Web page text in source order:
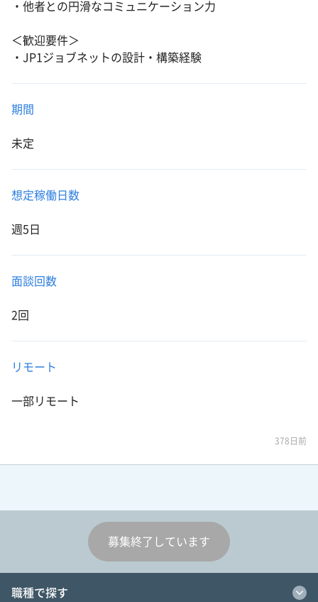
・他者との円滑なコミュニケーション力
＜歓迎要件＞
・JP1ジョブネットの設計・構築経験
期間
未定
想定稼働日数
週5日
面談回数
2回
リモート
一部リモート
378日前
募集終了しています
職種で探す